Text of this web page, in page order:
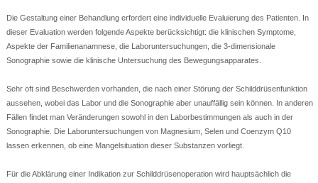
Die Gestaltung einer Behandlung erfordert eine individuelle Evaluierung des Patienten. In
dieser Evaluation werden folgende Aspekte berücksichtigt: die klinischen Symptome,
Aspekte der Familienanamnese, die Laboruntersuchungen, die 3-dimensionale
Sonographie sowie die klinische Untersuchung des Bewegungsapparates.
Sehr oft sind Beschwerden vorhanden, die nach einer Störung der Schilddrüsenfunktion
aussehen, wobei das Labor und die Sonographie aber unauffällig sein können. In anderen
Fällen findet man Veränderungen sowohl in den Laborbestimmungen als auch in der
Sonographie. Die Laboruntersuchungen von Magnesium, Selen und Coenzym Q10
lassen erkennen, ob eine Mangelsituation dieser Substanzen vorliegt.
Für die Abklärung einer Indikation zur Schilddrüsenoperation wird hauptsächlich die